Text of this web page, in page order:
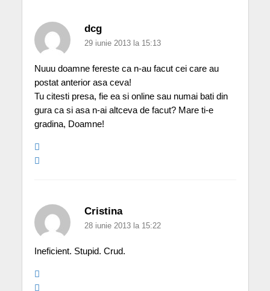
dcg
29 iunie 2013 la 15:13
Nuuu doamne fereste ca n-au facut cei care au
postat anterior asa ceva!
Tu citesti presa, fie ea si online sau numai bati din
gura ca si asa n-ai altceva de facut? Mare ti-e
gradina, Doamne!
Cristina
28 iunie 2013 la 15:22
Ineficient. Stupid. Crud.